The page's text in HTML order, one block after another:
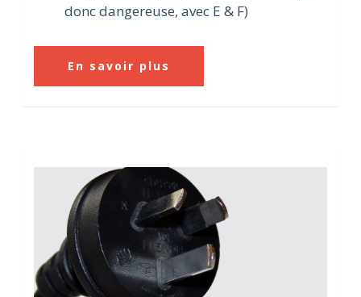
donc dangereuse, avec E & F)
En savoir plus